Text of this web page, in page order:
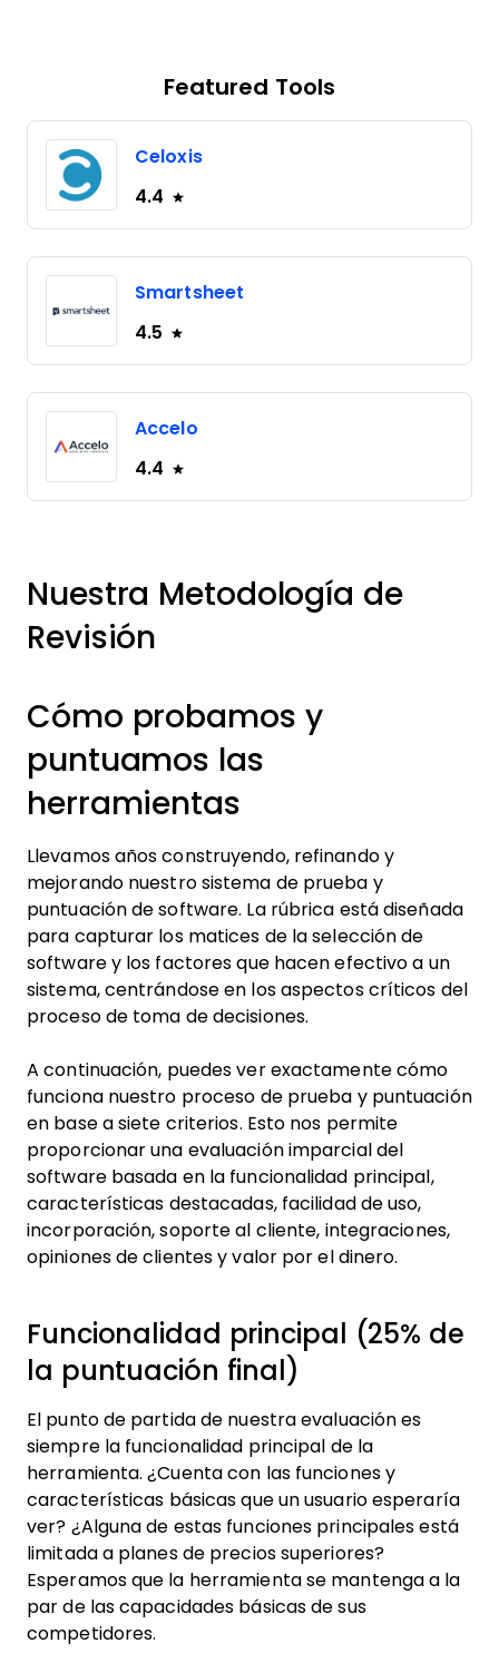
Featured Tools
Celoxis
4.4
Smartsheet
4.5
Accelo
4.4
Nuestra Metodología de
Revisión
Cómo probamos y
puntuamos las
herramientas
Llevamos años construyendo, refinando y
mejorando nuestro sistema de prueba y
puntuación de software. La rúbrica está diseñada
para capturar los matices de la selección de
software y los factores que hacen efectivo a un
sistema, centrándose en los aspectos críticos del
proceso de toma de decisiones.
A continuación, puedes ver exactamente cómo
funciona nuestro proceso de prueba y puntuación
en base a siete criterios. Esto nos permite
proporcionar una evaluación imparcial del
software basada en la funcionalidad principal,
características destacadas, facilidad de uso,
incorporación, soporte al cliente, integraciones,
opiniones de clientes y valor por el dinero.
Funcionalidad principal (25% de
la puntuación final)
El punto de partida de nuestra evaluación es
siempre la funcionalidad principal de la
herramienta. ¿Cuenta con las funciones y
características básicas que un usuario esperaría
ver? ¿Alguna de estas funciones principales está
limitada a planes de precios superiores?
Esperamos que la herramienta se mantenga a la
par de las capacidades básicas de sus
competidores.